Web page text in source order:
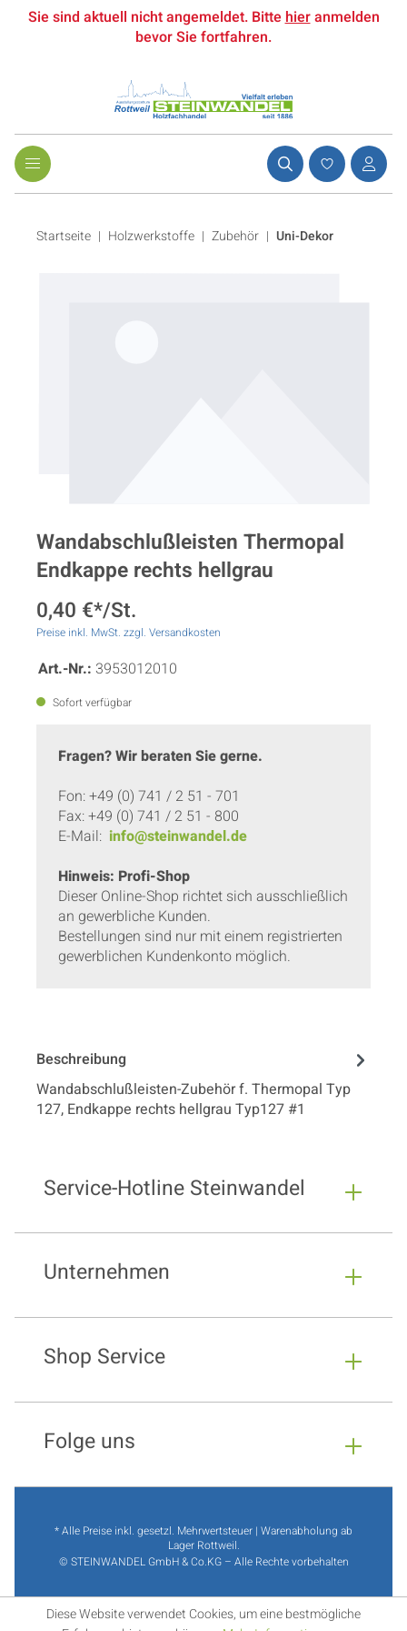
Sie sind aktuell nicht angemeldet. Bittehieranmelden
bevor Sie fortfahren.
Startseite Holzwerkstoffe | Zubehör | Uni-Dekor
Wandabschlußleisten Thermopal
Endkappe rechts hellgrau
0,40 €*/St.
Preise inkl. MwSt. zzgl. Versandkosten
Art.-Nr.: 3953012010
Sofort verfügbar
Fragen? Wir beraten Sie gerne.
Fon: +49 (0) 741 / 2 51 - 701
Fax: +49 (0) 741 / 2 51 - 800
E-Mail: info@steinwandel.de
Hinweis: Profi-Shop
Dieser Online-Shop richtet sich ausschließlich
an gewerbliche Kunden.
Bestellungen sind nur mit einem registrierten
gewerblichen Kundenkonto möglich.
Beschreibung
Wandabschlußleisten-Zubehör f. Thermopal Typ
127, Endkappe rechts hellgrau Typ127 #1
Service-Hotline Steinwandel
Unternehmen
Shop Service
Folge uns
* Alle Preise inkl. gesetzl. Mehrwertsteuer | Warenabholung ab
Lager Rottweil.
© STEINWANDEL GmbH & Co.KG – Alle Rechte vorbehalten
Diese Website verwendet Cookies, um eine bestmögliche